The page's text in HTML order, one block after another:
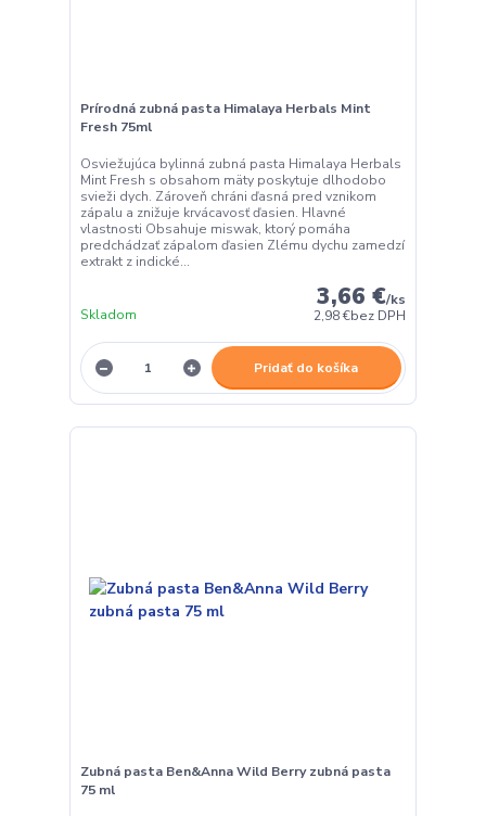
Prírodná zubná pasta Himalaya Herbals Mint
Fresh 75ml
Osviežujúca bylinná zubná pasta Himalaya Herbals
Mint Fresh s obsahom mäty poskytuje dlhodobo
svieži dych. Zároveň chráni ďasná pred vznikom
zápalu a znižuje krvácavosť ďasien. Hlavné
vlastnosti Obsahuje miswak, ktorý pomáha
predchádzať zápalom ďasien Zlému dychu zamedzí
extrakt z indické...
3,66 €/ks
2,98 €bez DPH
Skladom
Pridať do košíka
Zubná pasta Ben&Anna Wild Berry zubná pasta
75 ml